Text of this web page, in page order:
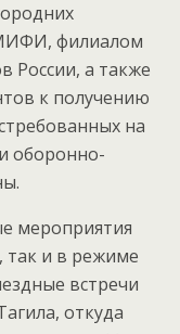
филиалом
России, а также
к получению
на
оборонно-
мероприятия
так и в режиме
встречи
откуда